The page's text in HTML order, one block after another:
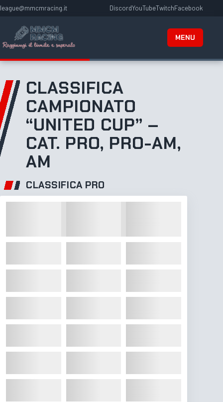
Vai
contenuto
league@mmcmracing.it DiscordYouTubeTwitchFacebook
MENU
CLASSIFICA
CAMPIONATO
“UNITED CUP” –
CAT. PRO, PRO-AM,
AM
CLASSIFICA PRO